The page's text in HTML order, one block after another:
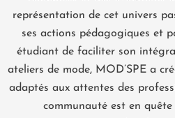
représentation de cet univers
ses actions pédagogiques et
étudiant de faciliter son
ateliers de mode, MOD’SPE a
adaptés aux attentes des
communauté est en